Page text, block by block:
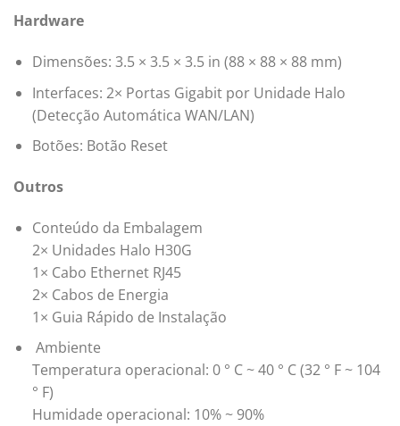
Hardware
Dimensões: 3.5 × 3.5 × 3.5 in (88 × 88 × 88 mm)
Interfaces: 2× Portas Gigabit por Unidade Halo
(Detecção Automática WAN/LAN)
Botões: Botão Reset
Outros
Conteúdo da Embalagem
2× Unidades Halo H30G
1× Cabo Ethernet RJ45
2× Cabos de Energia
1× Guia Rápido de Instalação
Ambiente
Temperatura operacional: 0 ° C ~ 40 ° C (32 ° F ~ 104
° F)
Humidade operacional: 10% ~ 90%